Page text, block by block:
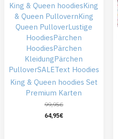
King & Queen hoodiesKing
& Queen PullovernKing
Queen PulloverLustige
HoodiesPärchen
HoodiesPärchen
KleidungPärchen
PulloverSALEText Hoodies
King & Queen hoodies Set
Premium Karten
99,95€
64,95€